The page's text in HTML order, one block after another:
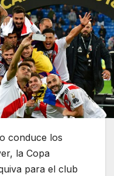
conduce los
la Copa
para el club